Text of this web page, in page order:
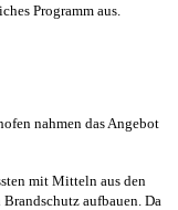
Programm aus.
nahmen das Angebot
mit Mitteln aus den
aufbauen. Da